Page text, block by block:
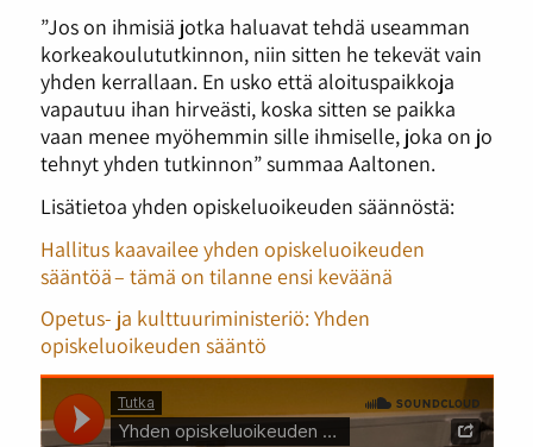
”Jos on ihmisiä jotka haluavat tehdä useamman
korkeakoulututkinnon, niin sitten he tekevät vain
yhden kerrallaan. En usko että aloituspaikkoja
vapautuu ihan hirveästi, koska sitten se paikka
vaan menee myöhemmin sille ihmiselle, joka on jo
tehnyt yhden tutkinnon” summaa Aaltonen.
Lisätietoa yhden opiskeluoikeuden säännöstä:
Hallitus kaavailee yhden opiskeluoikeuden
sääntöä – tämä on tilanne ensi keväänä
Opetus- ja kulttuuriministeriö: Yhden
opiskeluoikeuden sääntö